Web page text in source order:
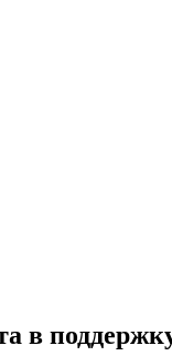
в